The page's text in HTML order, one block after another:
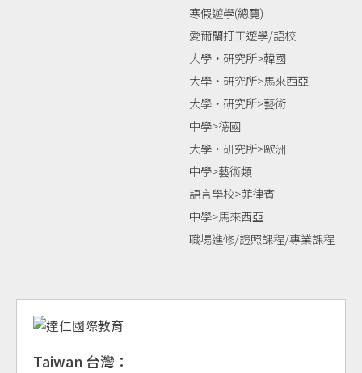
寒假遊學(總覽)
愛爾蘭打工遊學/語校
大學‧研究所>韓國
大學‧研究所>馬來西亞
大學‧研究所>藝術
中學>德國
大學‧研究所>歐洲
中學>藝術類
語言學校>菲律賓
中學>馬來西亞
職場進修/證照課程/專業課程
Taiwan 台灣：